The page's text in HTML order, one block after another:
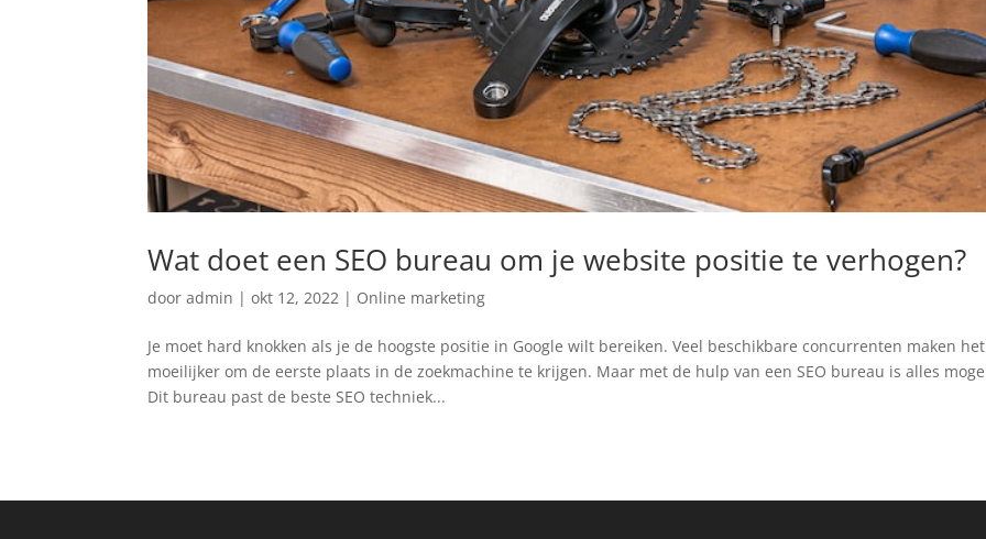
Wat doet een SEO bureau om je website positie te verhogen?
dooradmin |okt 12, 2022 | Online marketing
Je moet hard knokken als je de hoogste positie in Google wilt bereiken. Veel beschikbare concurrenten maken het
moeilijker om de eerste plaats in de zoekmachine te krijgen. Maar met de hulp van een SEO bureau is alles
Dit bureau past de beste SEO techniek...